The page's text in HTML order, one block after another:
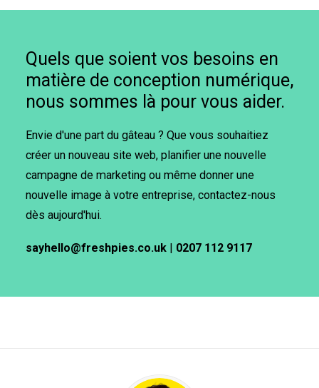
Quels que soient vos besoins en
matière de conception numérique,
nous sommes là pour vous aider.
Envie d'une part du gâteau ? Que vous souhaitiez
créer un nouveau site web, planifier une nouvelle
campagne de marketing ou même donner une
nouvelle image à votre entreprise, contactez-nous
dès aujourd'hui.
sayhello@freshpies.co.uk | 0207 112 9117